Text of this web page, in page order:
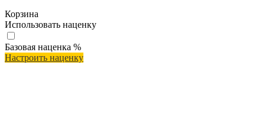
Корзина
Использовать наценку
Базовая наценка %
Настроить наценку